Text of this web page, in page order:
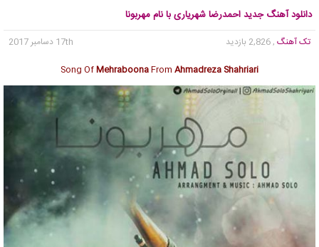
دانلود آهنگ جدید احمدرضا شهریاری با نام مهربونا
تک آهنگ , 2,826 بازدید
17th دسامبر 2017
Song OfMehraboonaFrom Ahmadreza Shahriari